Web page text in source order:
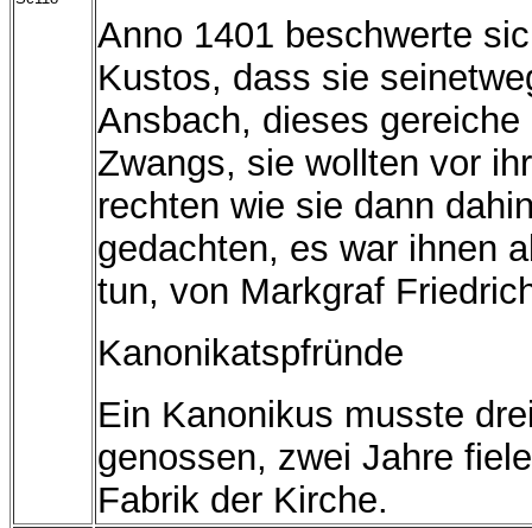
Anno 1401 beschwerte
Kustos, dass sie
Ansbach, dieses
Zwangs, sie wollten vor
rechten wie sie dann
gedachten, es war ihnen
tun, von Markgraf
Kanonikatspfründe
Ein Kanonikus musste
genossen, zwei Jahre
Fabrik der Kirche.